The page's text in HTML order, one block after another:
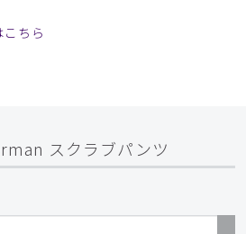
ちら
スクラブパンツ